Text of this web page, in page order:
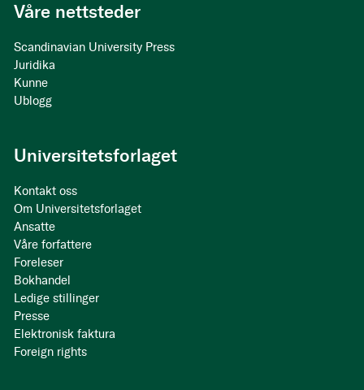
Våre nettsteder
Scandinavian University Press
Juridika
Kunne
Ublogg
Universitetsforlaget
Kontakt oss
Om Universitetsforlaget
Ansatte
Våre forfattere
Foreleser
Bokhandel
Ledige stillinger
Presse
Elektronisk faktura
Foreign rights